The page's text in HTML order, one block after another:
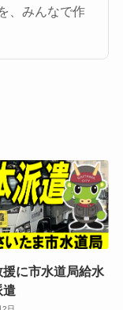
、みんなで作
援に市水道局給水
遣